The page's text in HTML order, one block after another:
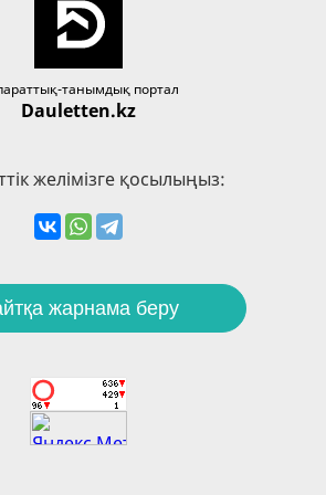
танымдық портал
Dauletten.kz
желімізге қосылыңыз:
жарнама беру